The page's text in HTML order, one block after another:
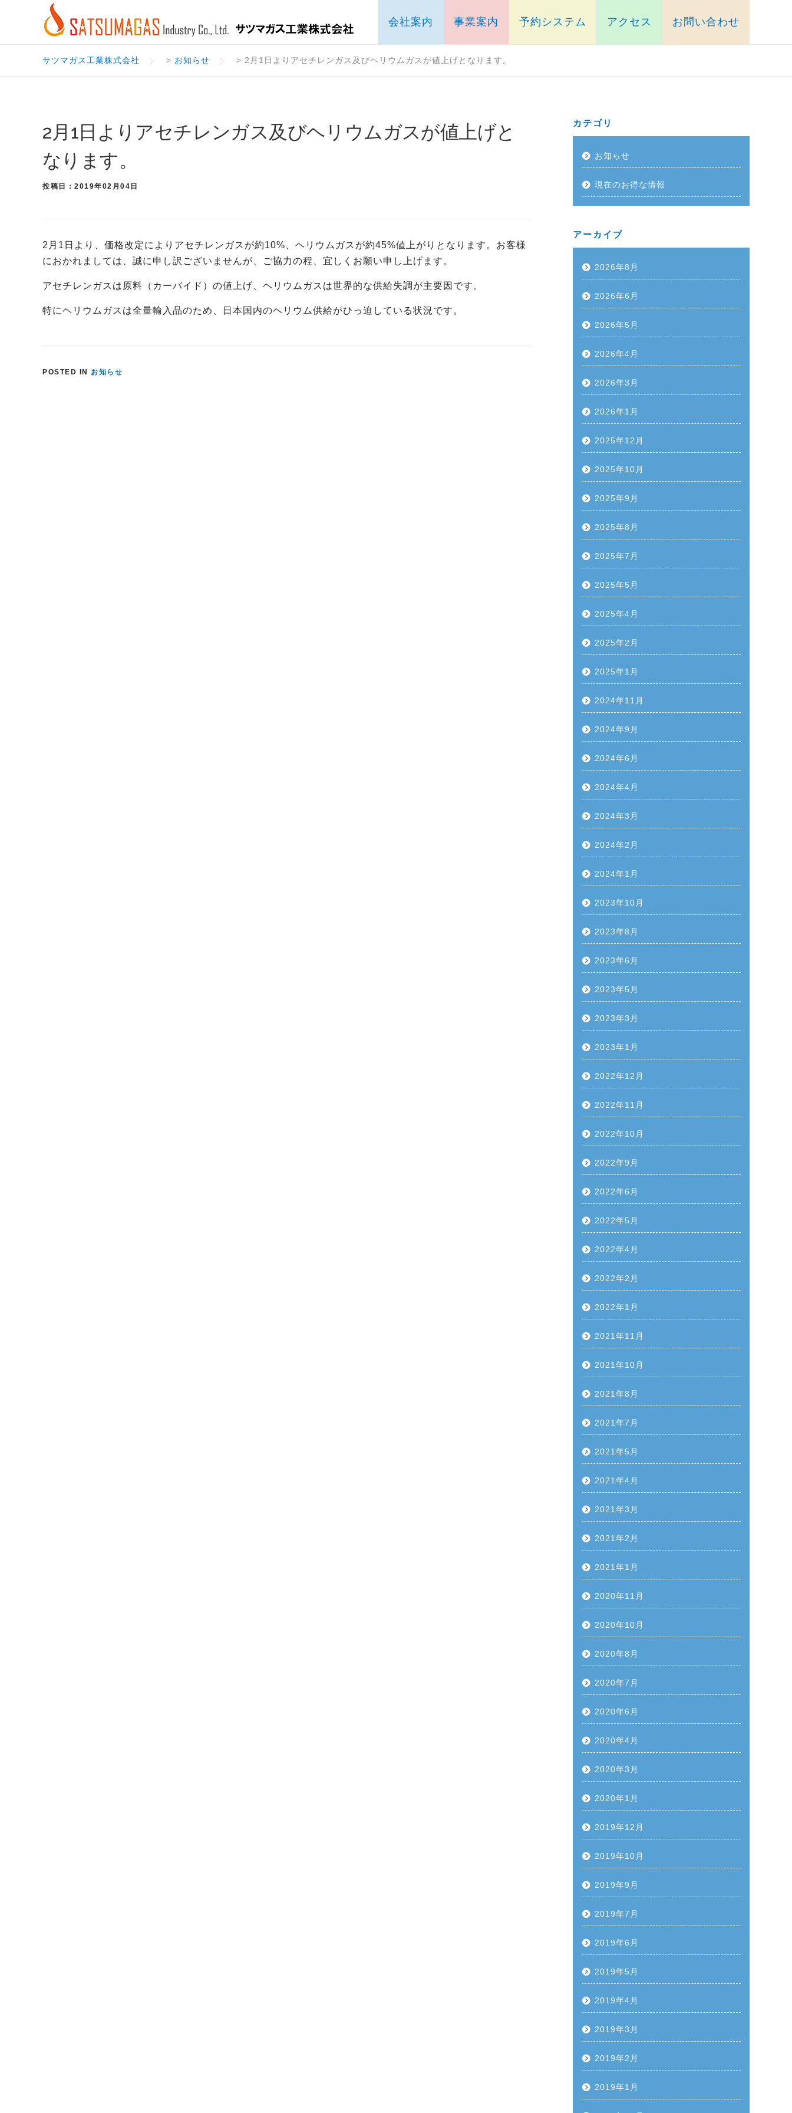
会社案内 事業案内 予約システム アクセス お問い合わせ
サツマガス工業株式会社 > お知らせ > 2月1日よりアセチレンガス及びヘリウムガスが値上げとなります。
2月1日よりアセチレンガス及びヘリウムガスが値上げと
なります。
投稿日：2019年02月04日
2月1日より、価格改定によりアセチレンガスが約10%、ヘリウムガスが約45%値上がりとなります。お客様
におかれましては、誠に申し訳ございませんが、ご協力の程、宜しくお願い申し上げます。
アセチレンガスは原料（カーバイド）の値上げ、ヘリウムガスは世界的な供給失調が主要因です。
特にヘリウムガスは全量輸入品のため、日本国内のヘリウム供給がひっ迫している状況です。
POSTED IN お知らせ
カテゴリ
お知らせ
現在のお得な情報
アーカイブ
2026年8月
2026年6月
2026年5月
2026年4月
2026年3月
2026年1月
2025年12月
2025年10月
2025年9月
2025年8月
2025年7月
2025年5月
2025年4月
2025年2月
2025年1月
2024年11月
2024年9月
2024年6月
2024年4月
2024年3月
2024年2月
2024年1月
2023年10月
2023年8月
2023年6月
2023年5月
2023年3月
2023年1月
2022年12月
2022年11月
2022年10月
2022年9月
2022年6月
2022年5月
2022年4月
2022年2月
2022年1月
2021年11月
2021年10月
2021年8月
2021年7月
2021年5月
2021年4月
2021年3月
2021年2月
2021年1月
2020年11月
2020年10月
2020年8月
2020年7月
2020年6月
2020年4月
2020年3月
2020年1月
2019年12月
2019年10月
2019年9月
2019年7月
2019年6月
2019年5月
2019年4月
2019年3月
2019年2月
2019年1月